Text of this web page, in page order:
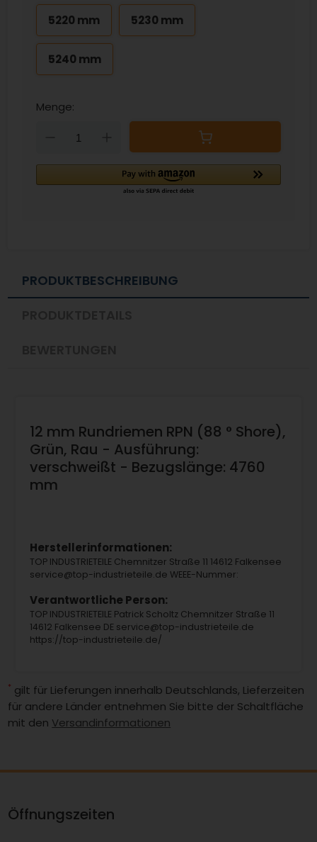
5220 mm 5230 mm
5240 mm
Menge:
Down
PRODUKTBESCHREIBUNG
12 mm Rundriemen RPN (88 ° Shore),
Grün, Rau - Ausführung:
verschweißt - Bezugslänge: 4760
mm
Herstellerinformationen:
TOP INDUSTRIETEILE Chemnitzer Straße 11 14612 Falkensee
service@top-industrieteile.de WEEE-Nummer:
Verantwortliche Person:
TOP INDUSTRIETEILE Patrick Scholtz Chemnitzer Straße 11
14612 Falkensee DE service@top-industrieteile.de
https://top-industrieteile.de/
* gilt für Lieferungen innerhalb Deutschlands, Lieferzeiten
für andere Länder entnehmen Sie bitte der Schaltfläche
mit den Versandinformationen
Öffnungszeiten